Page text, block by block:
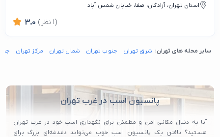
استان تهران، آزادگان، صفا، خیابان شمس آباد
3.0 (1 نظر)
سایر محله های تهران: شرق تهران جنوب تهران شمال تهران مرکز تهران
پانسیون اسب در غرب تهران
آیا به دنبال مکانی امن و مطمئن برای نگهداری اسب خود در غرب تهران
هستید؟ یافتن یک پانسیون اسب خوب می‌تواند دغدغه‌ای بزرگ برای